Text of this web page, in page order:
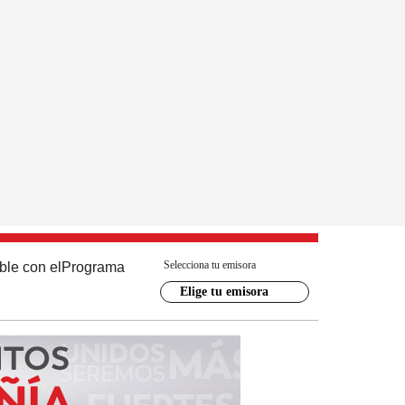
con el Programa Selecciona tu emisora
Elige tu emisora